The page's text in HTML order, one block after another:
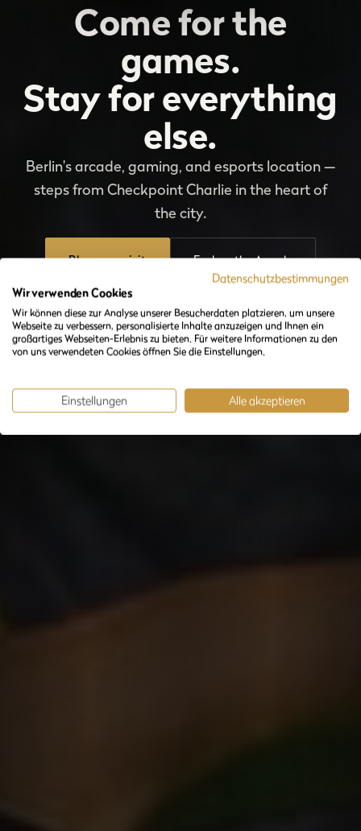
Come for the
games.
Stay for everything
else.
Berlin's arcade, gaming, and esports location —
steps from Checkpoint Charlie in the heart of
the city.
Plan your visit Explore the Arcade
Datenschutzbestimmungen
Wir verwenden Cookies
Wir können diese zur Analyse unserer Besucherdaten platzieren, um unsere
Webseite zu verbessern, personalisierte Inhalte anzuzeigen und Ihnen ein
großartiges Webseiten-Erlebnis zu bieten. Für weitere Informationen zu den
von uns verwendeten Cookies öffnen Sie die Einstellungen.
Einstellungen Alle akzeptieren